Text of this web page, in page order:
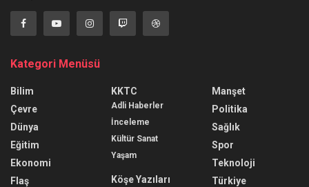
Kategori Menüsü
Bilim
Çevre
Dünya
Eğitim
Ekonomi
Flaş
KKTC
Adli Haberler
İnceleme
Kültür Sanat
Yaşam
Köşe Yazıları
Manşet
Politika
Sağlık
Spor
Teknoloji
Türkiye